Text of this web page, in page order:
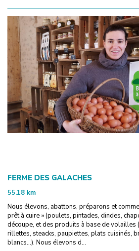
FERME DES GALACHES
55.18 km
Nous élevons, abattons, préparons et
prêt à cuire » (poulets, pintades, dindes,
découpe, et des produits à base de volailles
rillettes, steacks, paupiettes, plats cuisinés,
blancs...). Nous élevons d...